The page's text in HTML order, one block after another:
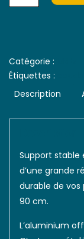
Catégorie :
Étiquettes :
Description
Support stable
d’une grande
durable de vos
90 cm.
L’aluminium